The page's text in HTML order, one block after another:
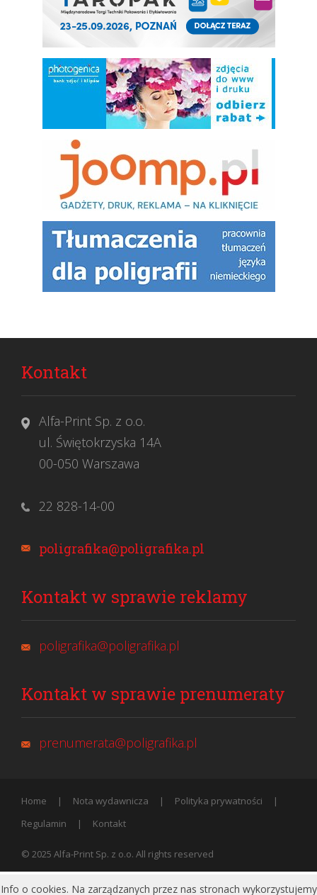
Kontakt
Alfa-Print Sp. z o.o.
ul. Świętokrzyska 14A
00-050 Warszawa
22 828-14-00
poligrafika@poligrafika.pl
Kontakt w sprawie reklamy
poligrafika@poligrafika.pl
Kontakt w sprawie prenumeraty
prenumerata@poligrafika.pl
Home Nota wydawnicza
Polityka prywatności
Regulamin
Kontakt
© 2025 Alfa-Print Sp. z o.o. All rights reserved
Info o cookies. Na zarządzanych przez nas stronach wykorzystujemy